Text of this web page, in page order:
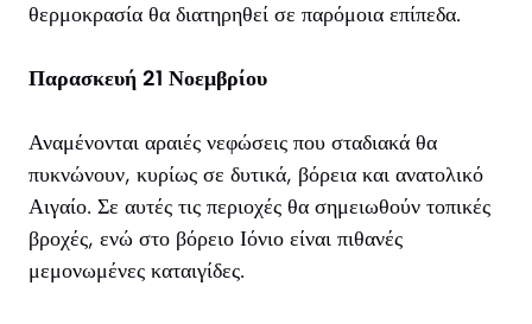
θερμοκρασία θα διατηρηθεί σε παρόμοια επίπεδα.
Παρασκευή 21 Νοεμβρίου
Αναμένονται αραιές νεφώσεις που σταδιακά θα
πυκνώνουν, κυρίως σε δυτικά, βόρεια και ανατολικό
Αιγαίο. Σε αυτές τις περιοχές θα σημειωθούν τοπικές
βροχές, ενώ στο βόρειο Ιόνιο είναι πιθανές
μεμονωμένες καταιγίδες.